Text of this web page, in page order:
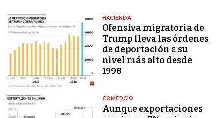
HACIENDA
Ofensiva migratoria de
Trump lleva las órdenes
de deportación a su
nivel más alto desde
1998
COMERCIO
Aunque exportaciones